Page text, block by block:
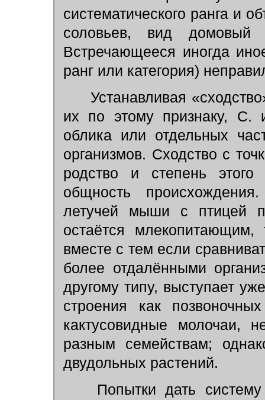
систематического ранга и
соловьев, вид
Встречающееся иногда
ранг или категория)
Устанавливая
их по этому признаку, С.
облика или отдельных
организмов. Сходство с
родство и степень
общность
летучей мыши с птицей
остаётся млекопитающим,
вместе с тем если
более отдалёнными
другому типу, выступает
строения как
кактусовидные молочаи,
разным семействам;
двудольных растений.
Попытки дать систему